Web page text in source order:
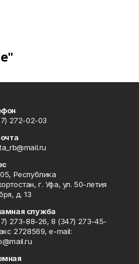
272-02-03
Республика
г. Уфа, ул. 50-летия
д. 13
служба
273-88-26, 8 (347) 273-45-
2728569, e-mail: